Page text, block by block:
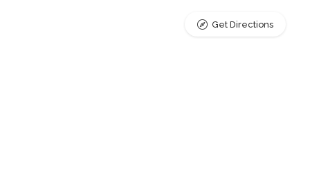
Get Directions